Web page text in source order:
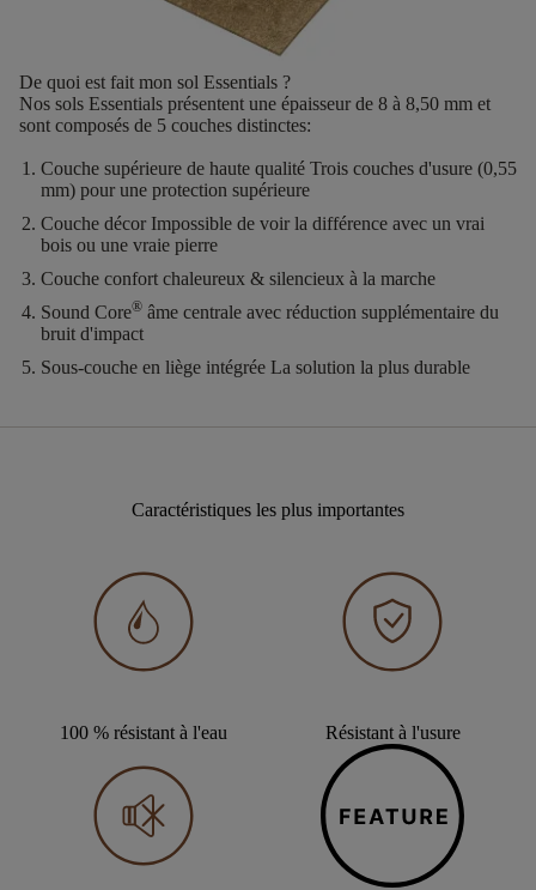
De quoi est fait mon sol Essentials ?
Nos sols Essentials présentent une épaisseur de 8 à 8,50 mm et
sont composés de 5 couches distinctes:
Couche supérieure de haute qualité Trois couches d'usure (0,55
mm) pour une protection supérieure
Couche décor Impossible de voir la différence avec un vrai
bois ou une vraie pierre
Couche confort chaleureux & silencieux à la marche
Sound Core® âme centrale avec réduction supplémentaire du
bruit d'impact
Sous-couche en liège intégrée La solution la plus durable
Caractéristiques les plus importantes
100 % résistant à l'eau Résistant à l'usure